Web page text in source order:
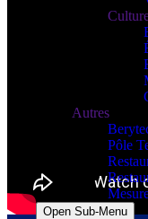
Autres
Pôle
Open Sub-Menu